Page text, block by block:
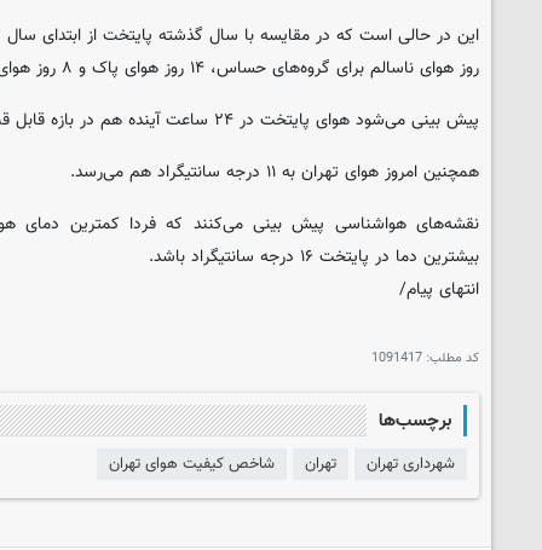
روز هوای ناسالم برای گروه‌های حساس، ۱۴ روز هوای پاک و ۸ روز هوای ناسالم داشته است.
پیش بینی می‌شود هوای پایتخت در ۲۴ ساعت آینده هم در بازه قابل قبول قرار داشته باشد.
همچنین امروز هوای تهران به ۱۱ درجه سانتیگراد هم می‌رسد.
بیشترین دما در پایتخت ۱۶ درجه سانتیگراد باشد.
انتهای پیام/
کد مطلب: 1091417
برچسب‌ها
شهرداری تهران تهران شاخص کیفیت هوای تهران